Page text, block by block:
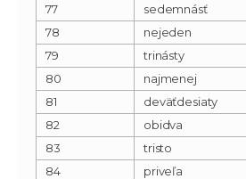
77
sedemnásť
78
nejeden
79
trinásty
80
najmenej
81
deväťdesiaty
82
obidva
83
tristo
84
priveľa